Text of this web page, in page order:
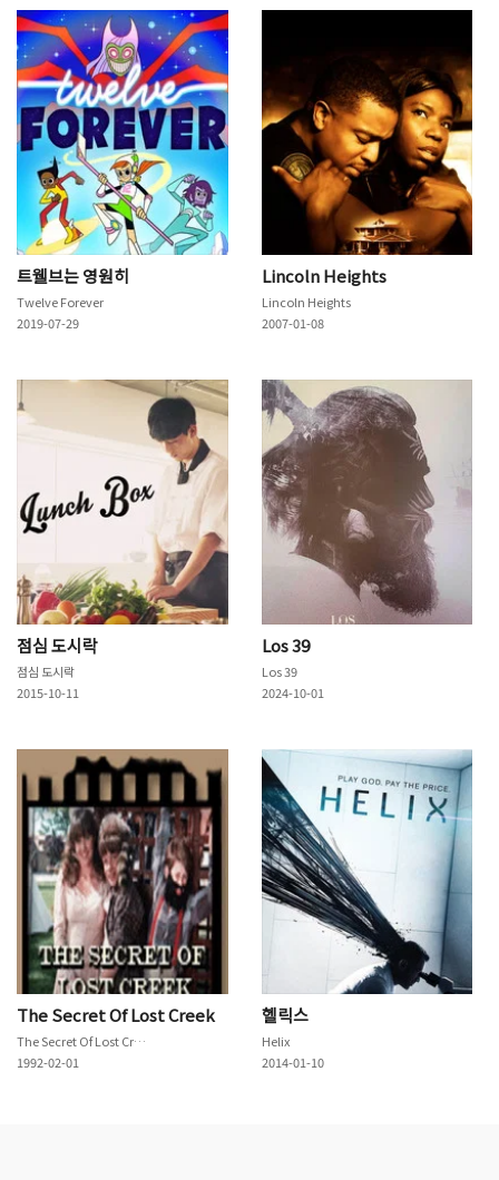
트웰브는 영원히
Twelve Forever
2019-07-29
Lincoln Heights
Lincoln Heights
2007-01-08
점심 도시락
점심 도시락
2015-10-11
Los 39
Los 39
2024-10-01
The Secret Of Lost Creek
The Secret Of Lost Creek
1992-02-01
헬릭스
Helix
2014-01-10